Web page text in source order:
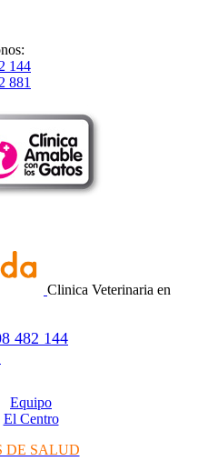
144
881
Clinica Veterinaria en
482 144
Equipo
El Centro
DE SALUD